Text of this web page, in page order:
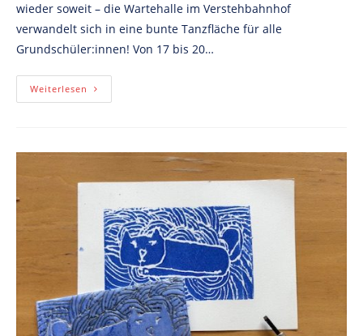
wieder soweit – die Wartehalle im Verstehbahnhof
verwandelt sich in eine bunte Tanzfläche für alle
Grundschüler:innen! Von 17 bis 20…
Weiterlesen KinderDisco
Vol.
Die